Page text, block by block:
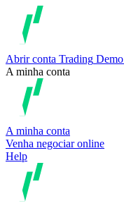
Abrir conta Trading Demo
A minha conta
A minha conta
Venha negociar online
Help